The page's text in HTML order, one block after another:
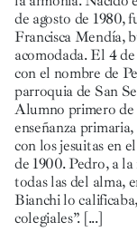
de agosto de 1980,
Francisca Mendía,
acomodada. El 4
con el nombre de
parroquia de San
Alumno primero de
enseñanza
con los jesuitas en
de 1900. Pedro, a
todas las del alma,
Bianchi lo
colegiales”. [...]